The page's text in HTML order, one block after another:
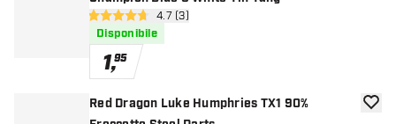
apri pannello recensioni
4.7 stelle di valutazione
4.7 (3)
Disponibile
1,95
Red Dragon Luke Humphries TX1 90%